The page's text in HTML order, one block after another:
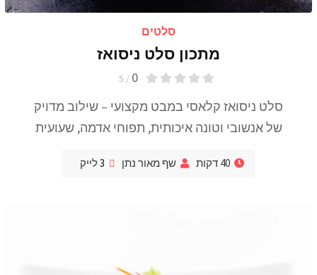
סלטים
מתכון סלט ניסואז
0
/ 5
סלט ניסואז קלאסי במבט מקצועי – שילוב מדויק
של אנשובי וטונה איכותית, תפוחי אדמה, שעועית
40 דקות שף מאור נתן 3לייק